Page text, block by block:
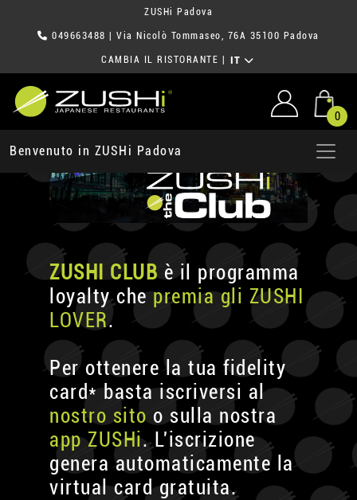
ZUSHi Padova
049663488 | Via Nicolò Tommaseo, 76A 35100 Padova
CAMBIA IL RISTORANTE IT
0
Benvenuto in ZUSHi Padova
ZUSHI CLUBè il programma
loyalty chepremia gli ZUSHI
LOVER.
Per ottenere la tua fidelity
card* basta iscriversi al
nostro sitoo sulla nostra
app ZUSHi. L'iscrizione
genera automaticamente la
virtual card gratuita.